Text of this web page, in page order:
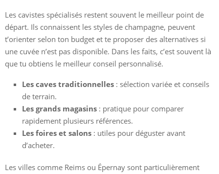
Les cavistes spécialisés restent souvent le meilleur point de
départ. Ils connaissent les styles de champagne, peuvent
t’orienter selon ton budget et te proposer des alternatives si
une cuvée n’est pas disponible. Dans les faits, c’est souvent là
que tu obtiens le meilleur conseil personnalisé.
Les caves traditionnelles : sélection variée et conseils
de terrain.
Les grands magasins : pratique pour comparer
rapidement plusieurs références.
Les foires et salons : utiles pour déguster avant
d’acheter.
Les villes comme Reims ou Épernay sont particulièrement